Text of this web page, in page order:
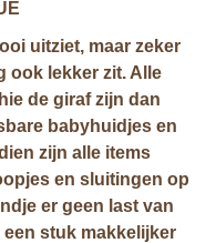
uitziet, maar zeker
ook lekker zit. Alle
de giraf zijn dan
babyhuidjes en
zijn alle items
en sluitingen op
er geen last van
een stuk makkelijker